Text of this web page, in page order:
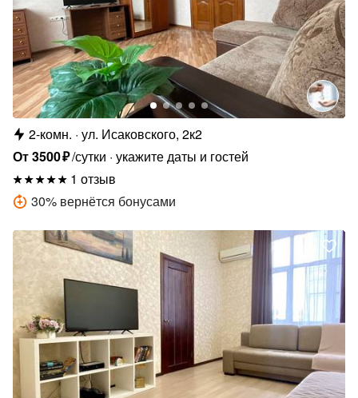
2-комн. ул. Исаковского, 2к2
От3500₽/сутки укажите даты и гостей
1 отзыв
30% вернётся бонусами